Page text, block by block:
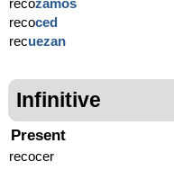
recozamos
recoced
recuezan
Infinitive
Present
recocer